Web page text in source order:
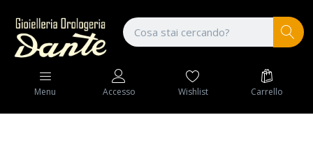
Menu Accesso Wishlist Carrello